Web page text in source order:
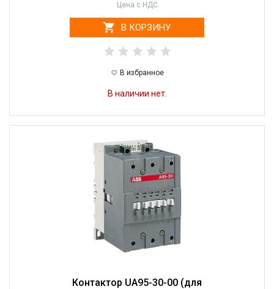
Цена с НДС
В КОРЗИНУ
В избранное
В наличии нет.
Контактор UA95-30-00 (для